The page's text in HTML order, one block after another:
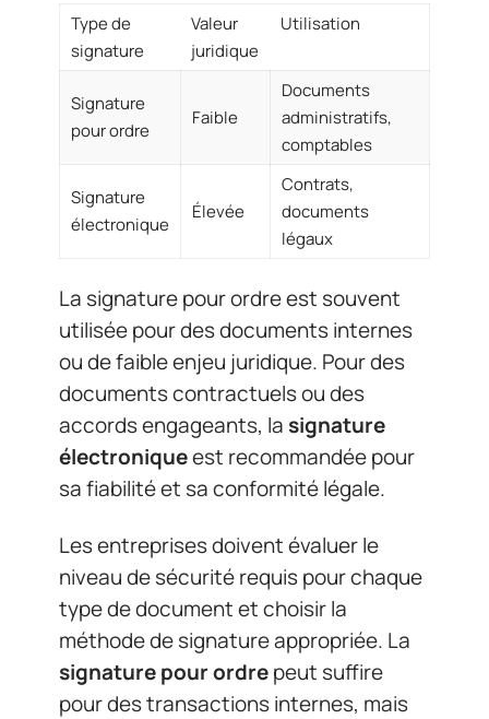
Type de
signature
Valeur
juridique
Utilisation
Signature
pour ordre
Faible
Documents
administratifs,
comptables
Signature
électronique
Élevée
Contrats,
documents
légaux
La signature pour ordre est souvent
utilisée pour des documents internes
ou de faible enjeu juridique. Pour des
documents contractuels ou des
accords engageants, la signature
électroniqueest recommandée pour
sa fiabilité et sa conformité légale.
Les entreprises doivent évaluer le
niveau de sécurité requis pour chaque
type de document et choisir la
méthode de signature appropriée. La
signature pour ordrepeut suffire
pour des transactions internes, mais